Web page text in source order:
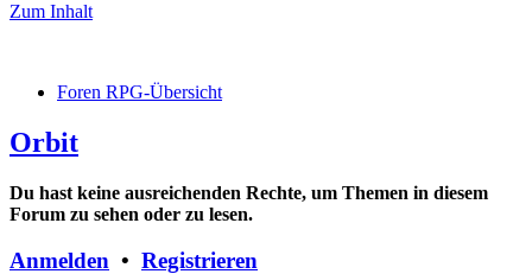
Zum Inhalt
Foren RPG-Übersicht
Orbit
Du hast keine ausreichenden Rechte, um Themen in diesem
Forum zu sehen oder zu lesen.
Anmelden • Registrieren